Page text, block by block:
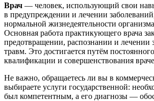
Врач — человек, использующий свои
в предупреждении и лечении
нормальной жизнедеятельности
Основная работа практикующего врача
предотвращении, распознании и лечении
травм. Это достигается путём
квалификации и совершенствования
Не важно, обращаетесь ли вы в
выбираете услуги государственной:
был компетентным, а его диагнозы —